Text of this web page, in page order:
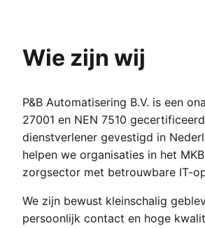
Wie zijn wij
P&B Automatisering B.V. is een
27001 en NEN 7510
dienstverlener gevestigd in
helpen we organisaties in het
zorgsector met betrouwbare IT-
We zijn bewust kleinschalig
persoonlijk contact en hoge